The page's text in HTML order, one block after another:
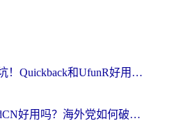
海外党别踩坑！Quickback和UfunR好用吗？选对回国加速器才能无缝刷国内资源
迅游和SpeedCN好用吗？海外党如何破解那道看不见的墙